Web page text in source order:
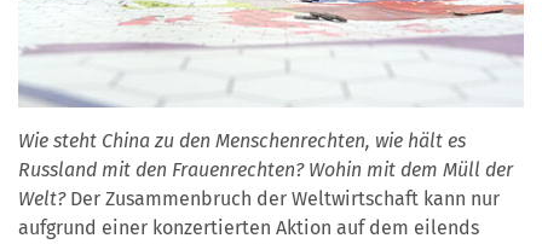
Wie steht China zu den Menschenrechten, wie hält es
Russland mit den Frauenrechten? Wohin mit dem Müll der
Welt? Der Zusammenbruch der Weltwirtschaft kann nur
aufgrund einer konzertierten Aktion auf dem eilends